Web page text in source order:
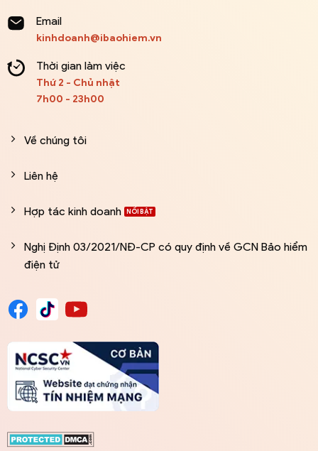
Email
kinhdoanh@ibaohiem.vn
Thời gian làm việc
Thứ 2 - Chủ nhật
7h00 - 23h00
Về chúng tôi
Liên hệ
Hợp tác kinh doanh
Nghị Định 03/2021/NĐ-CP có quy định về GCN Bảo hiểm
điện tử